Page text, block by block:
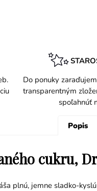
Do ponuky
transparentným
spoľahnúť
Popis
cukru,
plnú, jemne sladko-